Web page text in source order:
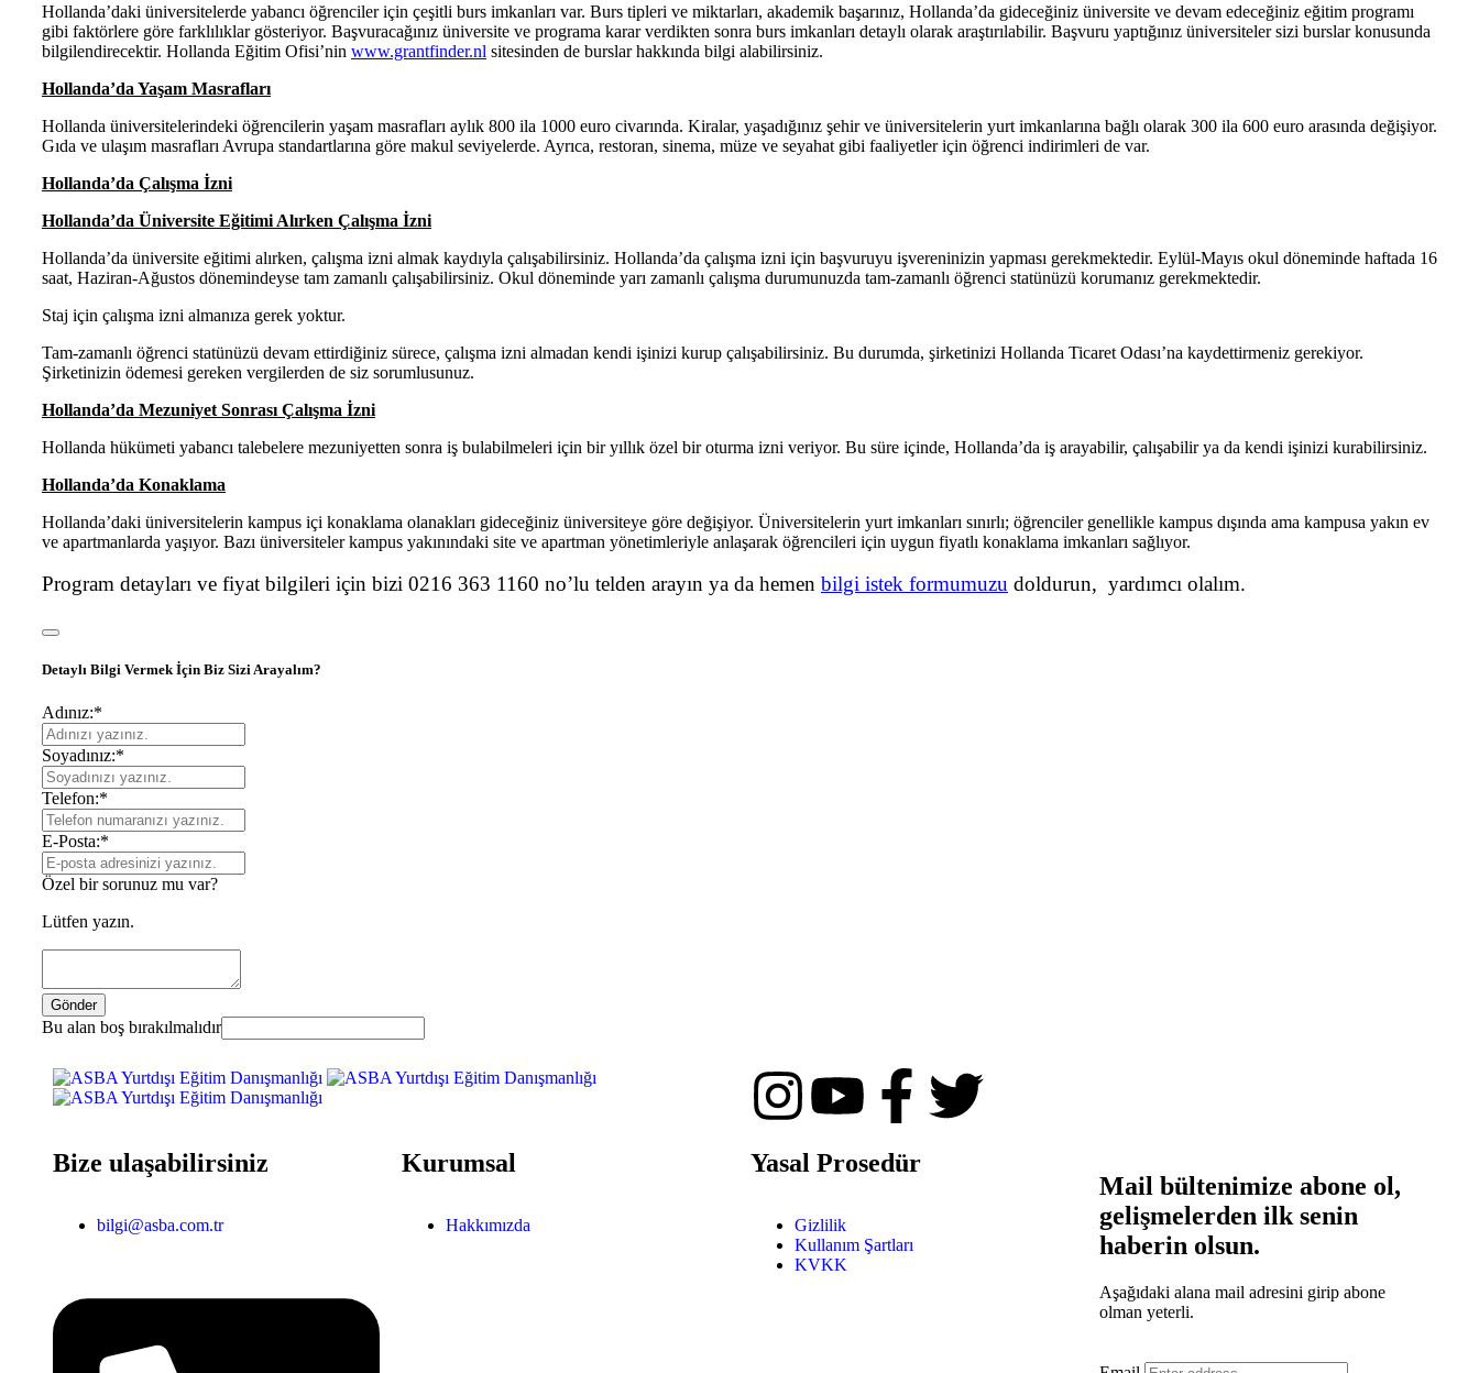
Hollanda’daki üniversitelerde yabancı öğrenciler için çeşitli burs imkanları var. Burs tipleri ve miktarları, akademik başarınız, Hollanda’da gideceğiniz üniversite ve devam edeceğiniz eğitim programı
gibi faktörlere göre farklılıklar gösteriyor. Başvuracağınız üniversite ve programa karar verdikten sonra burs imkanları detaylı olarak araştırılabilir. Başvuru yaptığınız üniversiteler sizi burslar konusunda
bilgilendirecektir. Hollanda Eğitim Ofisi’nin www.grantfinder.nl sitesinden de burslar hakkında bilgi alabilirsiniz.
Hollanda’da Yaşam Masrafları
Hollanda üniversitelerindeki öğrencilerin yaşam masrafları aylık 800 ila 1000 euro civarında. Kiralar, yaşadığınız şehir ve üniversitelerin yurt imkanlarına bağlı olarak 300 ila 600 euro arasında değişiyor.
Gıda ve ulaşım masrafları Avrupa standartlarına göre makul seviyelerde. Ayrıca, restoran, sinema, müze ve seyahat gibi faaliyetler için öğrenci indirimleri de var.
Hollanda’da Çalışma İzni
Hollanda’da Üniversite Eğitimi Alırken Çalışma İzni
Hollanda’da üniversite eğitimi alırken, çalışma izni almak kaydıyla çalışabilirsiniz. Hollanda’da çalışma izni için başvuruyu işvereninizin yapması gerekmektedir. Eylül-Mayıs okul döneminde haftada 16
saat, Haziran-Ağustos dönemindeyse tam zamanlı çalışabilirsiniz. Okul döneminde yarı zamanlı çalışma durumunuzda tam-zamanlı öğrenci statünüzü korumanız gerekmektedir.
Staj için çalışma izni almanıza gerek yoktur.
Tam-zamanlı öğrenci statünüzü devam ettirdiğiniz sürece, çalışma izni almadan kendi işinizi kurup çalışabilirsiniz. Bu durumda, şirketinizi Hollanda Ticaret Odası’na kaydettirmeniz gerekiyor.
Şirketinizin ödemesi gereken vergilerden de siz sorumlusunuz.
Hollanda’da Mezuniyet Sonrası Çalışma İzni
Hollanda hükümeti yabancı talebelere mezuniyetten sonra iş bulabilmeleri için bir yıllık özel bir oturma izni veriyor. Bu süre içinde, Hollanda’da iş arayabilir, çalışabilir ya da kendi işinizi kurabilirsiniz.
Hollanda’da Konaklama
Hollanda’daki üniversitelerin kampus içi konaklama olanakları gideceğiniz üniversiteye göre değişiyor. Üniversitelerin yurt imkanları sınırlı; öğrenciler genellikle kampus dışında ama kampusa yakın ev
ve apartmanlarda yaşıyor. Bazı üniversiteler kampus yakınındaki site ve apartman yönetimleriyle anlaşarak öğrencileri için uygun fiyatlı konaklama imkanları sağlıyor.
Program detayları ve fiyat bilgileri için bizi 0216 363 1160 no’lu telden arayın ya da hemen bilgi istek formumuzu doldurun, yardımcı olalım.
Detaylı Bilgi Vermek İçin Biz Sizi Arayalım?
Adınız:*
Soyadınız:*
Telefon:*
E-Posta:*
Özel bir sorunuz mu var?
Lütfen yazın.
Gönder
Bu alan boş bırakılmalıdır
Bize ulaşabilirsiniz
bilgi@asba.com.tr
Kurumsal
Hakkımızda
Yasal Prosedür
Gizlilik
Kullanım Şartları
KVKK
Mail bültenimize abone ol,
gelişmelerden ilk senin
haberin olsun.
Aşağıdaki alana mail adresini girip abone
olman yeterli.